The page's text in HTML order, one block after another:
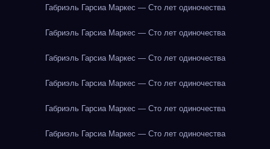
Габриэль Гарсиа Маркес — Сто лет одиночества
Габриэль Гарсиа Маркес — Сто лет одиночества
Габриэль Гарсиа Маркес — Сто лет одиночества
Габриэль Гарсиа Маркес — Сто лет одиночества
Габриэль Гарсиа Маркес — Сто лет одиночества
Габриэль Гарсиа Маркес — Сто лет одиночества